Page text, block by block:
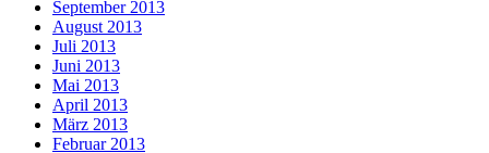
September 2013
August 2013
Juli 2013
Juni 2013
Mai 2013
April 2013
März 2013
Februar 2013